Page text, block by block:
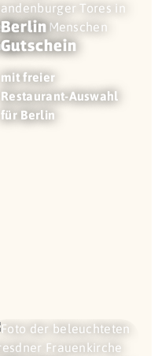
Berlin
Gutschein
mit freier
Restaurant-Auswahl
für Berlin